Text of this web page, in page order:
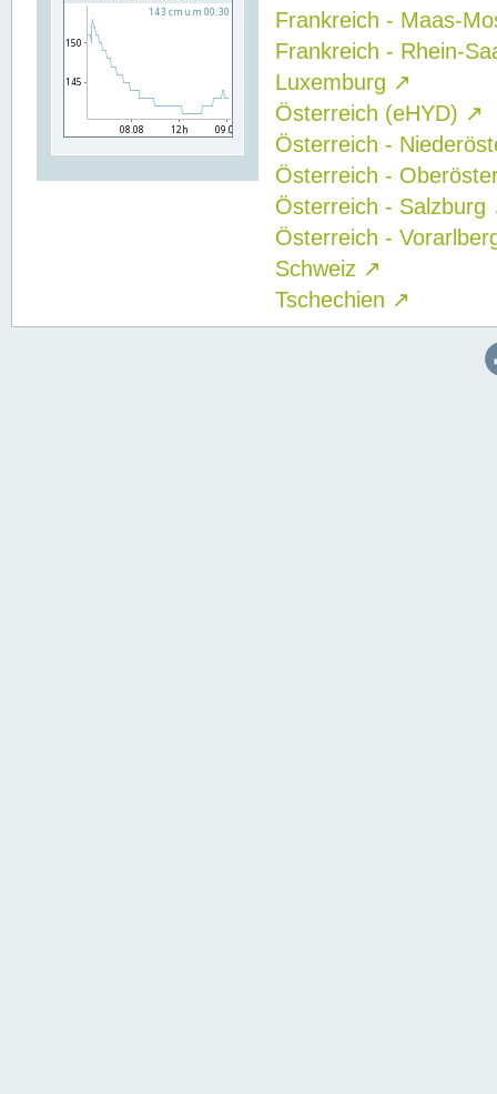
Frankreich - Maas-
Frankreich - Rhein-
Luxemburg ↗
Österreich (eHYD) ↗
Österreich -
Österreich -
Österreich - Salzburg
Österreich -
Schweiz ↗
Tschechien ↗